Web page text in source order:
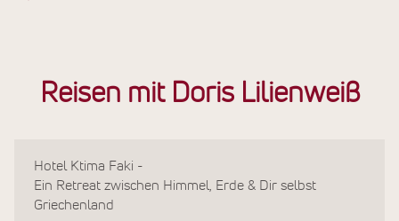
Reisen mit Doris Lilienweiß
Hotel Ktima Faki -
Ein Retreat zwischen Himmel, Erde & Dir selbst
Griechenland